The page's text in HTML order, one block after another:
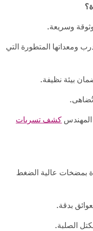
وسريعة.
ومعداتها المتطورة التي
بيئة نظيفة.
تُضاهى.
كشف تسربات
بمضخات عالية الضغط
بدقة.
الصلبة.